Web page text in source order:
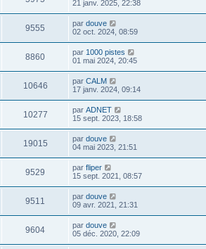
21 janv. 2025, 22:38
9555 par douve
02 oct. 2024, 08:59
8860 par 1000 pistes
01 mai 2024, 20:45
10646 par CALM
17 janv. 2024, 09:14
10277 par ADNET
15 sept. 2023, 18:58
19015 par douve
04 mai 2023, 21:51
9529 par fliper
15 sept. 2021, 08:57
9511 par douve
09 avr. 2021, 21:31
9604 par douve
05 déc. 2020, 22:09